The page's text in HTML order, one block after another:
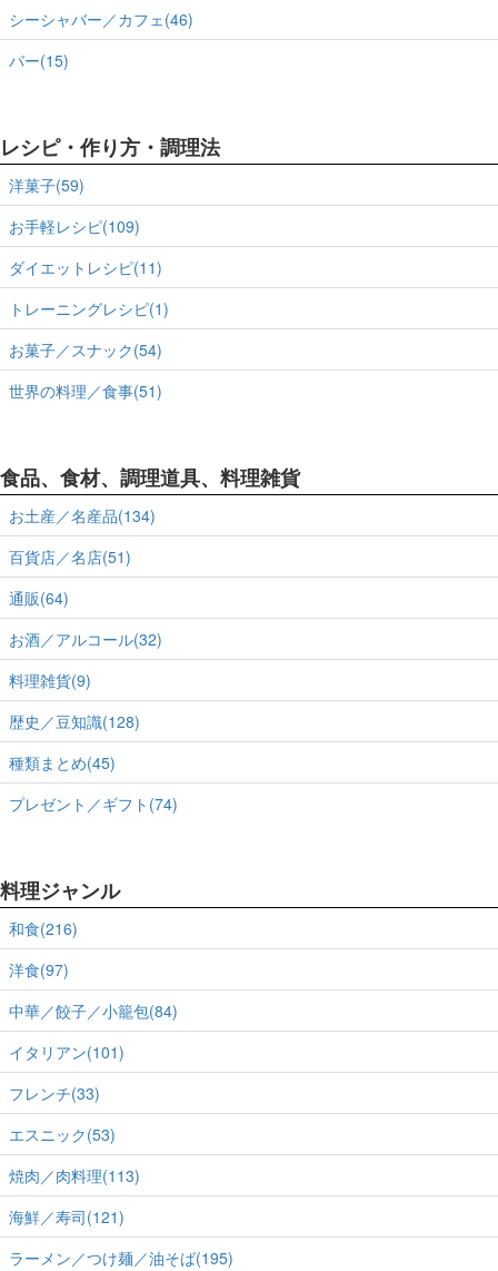
シーシャバー／カフェ(46)
バー(15)
レシピ・作り方・調理法
洋菓子(59)
お手軽レシピ(109)
ダイエットレシピ(11)
トレーニングレシピ(1)
お菓子／スナック(54)
世界の料理／食事(51)
食品、食材、調理道具、料理雑貨
お土産／名産品(134)
百貨店／名店(51)
通販(64)
お酒／アルコール(32)
料理雑貨(9)
歴史／豆知識(128)
種類まとめ(45)
プレゼント／ギフト(74)
料理ジャンル
和食(216)
洋食(97)
中華／餃子／小籠包(84)
イタリアン(101)
フレンチ(33)
エスニック(53)
焼肉／肉料理(113)
海鮮／寿司(121)
ラーメン／つけ麺／油そば(195)